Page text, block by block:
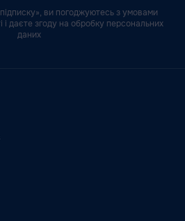
ви погоджуютесь з умовами
і даєте згоду на обробку персональних
даних